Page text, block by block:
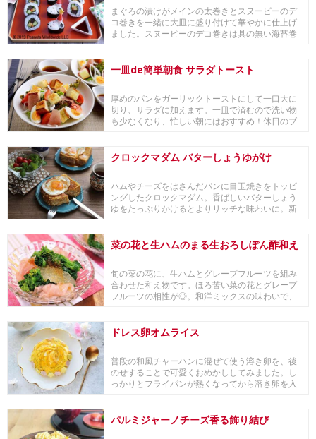
まぐろの漬けがメインの太巻きとスヌーピーのデ
コ巻きを一緒に大皿に盛り付けて華やかに仕上げ
ました。スヌーピーのデコ巻きは具の無い海苔巻
一皿de簡単朝食 サラダトースト
厚めのパンをガーリックトーストにして一口大に
切り、サラダに加えます。一皿で済むので洗い物
も少なくなり、忙しい朝にはおすすめ！休日のブ
クロックマダム バターしょうゆがけ
ハムやチーズをはさんだパンに目玉焼きをトッピ
ングしたクロックマダム。香ばしいバターしょう
ゆをたっぷりかけるとよりリッチな味わいに。新
菜の花と生ハムのまる生おろしぽん酢和え
旬の菜の花に、生ハムとグレープフルーツを組み
合わせた和え物です。ほろ苦い菜の花とグレープ
フルーツの相性が◎。和洋ミックスの味わいで、
ドレス卵オムライス
普段の和風チャーハンに混ぜて使う溶き卵を、後
のせすることで可愛くおめかししてみました。し
っかりとフライパンが熱くなってから溶き卵を入
パルミジャーノチーズ香る飾り結び